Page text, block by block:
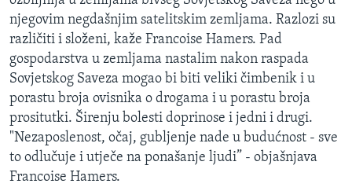
njegovim negdašnjim satelitskim zemljama. Razlozi su
različiti i složeni, kaže Francoise Hamers. Pad
gospodarstva u zemljama nastalim nakon raspada
Sovjetskog Saveza mogao bi biti veliki čimbenik i u
porastu broja ovisnika o drogama i u porastu broja
prositutki. Širenju bolesti doprinose i jedni i drugi.
"Nezaposlenost, očaj, gubljenje nade u budućnost - sve
to odlučuje i utječe na ponašanje ljudi” - objašnjava
Francoise Hamers.